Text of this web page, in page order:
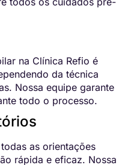
na Clínica Refio é
da técnica
Nossa equipe garante
todo o processo.
as orientações
rápida e eficaz. Nossa